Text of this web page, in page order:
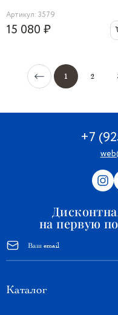
Артикул: 3579
15 080 ₽
1 2
+7
на первую
Каталог